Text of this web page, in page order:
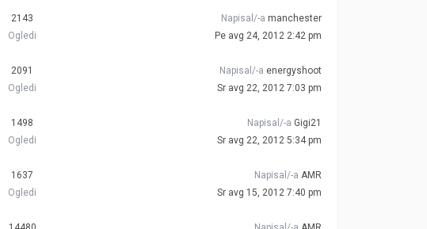
2143
Ogledi
Napisal/-a manchester
Pe avg 24, 2012 2:42 pm
2091
Ogledi
Napisal/-a energyshoot
Sr avg 22, 2012 7:03 pm
1498
Ogledi
Napisal/-a Gigi21
Sr avg 22, 2012 5:34 pm
1637
Ogledi
Napisal/-a AMR
Sr avg 15, 2012 7:40 pm